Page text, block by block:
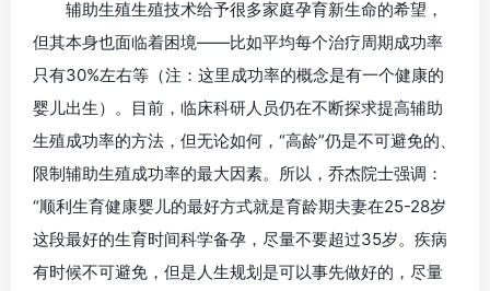
辅助生殖生殖技术给予很多家庭孕育新生命的希望，
但其本身也面临着困境——比如平均每个治疗周期成功率
只有30%左右等（注：这里成功率的概念是有一个健康的
婴儿出生）。目前，临床科研人员仍在不断探求提高辅助
生殖成功率的方法，但无论如何，“高龄”仍是不可避免的、
限制辅助生殖成功率的最大因素。所以，乔杰院士强调：
“顺利生育健康婴儿的最好方式就是育龄期夫妻在25-28岁
这段最好的生育时间科学备孕，尽量不要超过35岁。疾病
有时候不可避免，但是人生规划是可以事先做好的，尽量